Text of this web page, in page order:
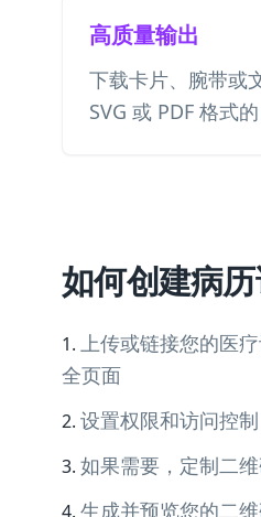
高质量输出
下载卡片、腕带或
SVG 或 PDF 格式的
如何创建病
上传或链接您的医
全页面
设置权限和访问控制
如果需要，定制二
生成并预览您的二